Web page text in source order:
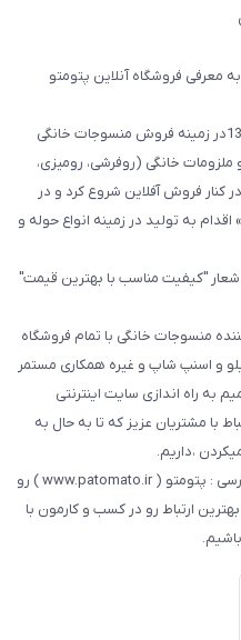
معرفی فروشگاه آنلاین پتومتو
فروشگاه پتومتو فعالیت خود را از سال 1393در زمینه فروش منسوجات خانگی
ملزومات خانگی (روفرشی، رومیزی،
کنار فروش آفلاین شروع کرد و در
به تولید در زمینه انواع حوله و
شعار "کیفیت مناسب با بهترین قیمت"
منسوجات خانگی با تمام فروشگاه
و اسنپ شاپ و غیره همکاری مستمر
به راه اندازی سایت اینترنتی
مشتریان عزیز که تا به حال به
،داریم.
در همین راستا سایت خودمون با عنوان فارسی : پتومتو ( www.patomato.ir ) رو
ارتباط رو در کسب و کارمون با